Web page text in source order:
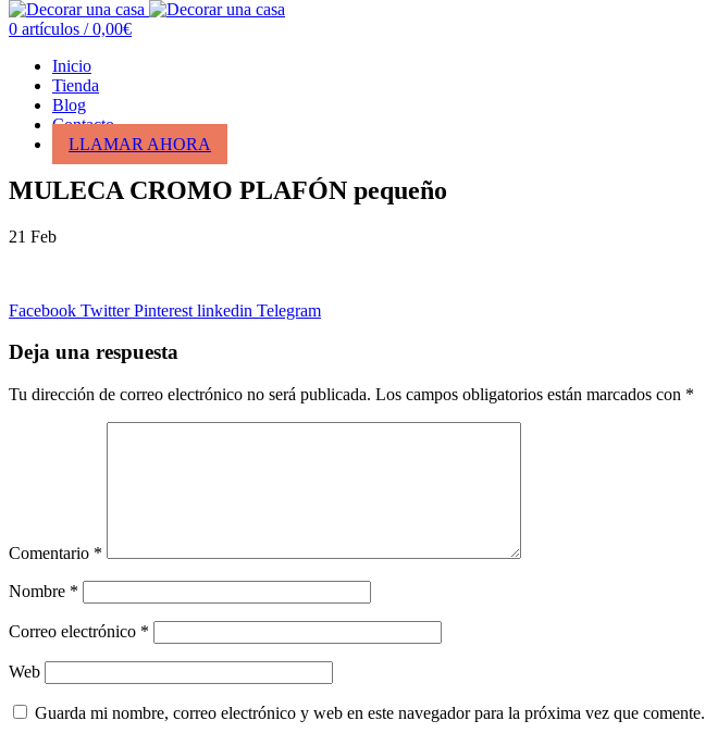
0 artículos / 0,00€
Inicio
Tienda
Blog
Contacto
LLAMAR AHORA
MULECA CROMO PLAFÓN pequeño
21 Feb
Facebook Twitter Pinterest linkedin Telegram
Deja una respuesta
Tu dirección de correo electrónico no será publicada. Los campos obligatorios están marcados con *
Comentario *
Nombre *
Correo electrónico *
Web
Guarda mi nombre, correo electrónico y web en este navegador para la próxima vez que comente.